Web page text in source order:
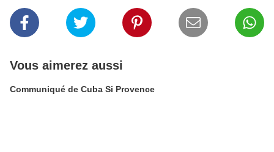
Vous aimerez aussi
Communiqué de Cuba Si Provence